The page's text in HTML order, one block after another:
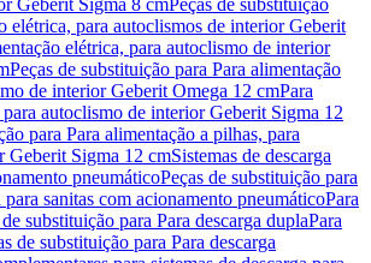
Geberit Sigma 8 cmPeças de substituição
elétrica, para autoclismos de interior Geberit
elétrica, para autoclismo de interior
Peças de substituição para Para alimentação
de interior Geberit Omega 12 cmPara
autoclismo de interior Geberit Sigma 12
para Para alimentação a pilhas, para
Geberit Sigma 12 cmSistemas de descarga
pneumáticoPeças de substituição para
para sanitas com acionamento pneumáticoPara
de substituição para Para descarga duplaPara
de substituição para Para descarga